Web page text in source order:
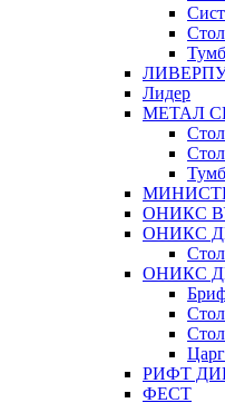
Лидер
МЕТАЛ
ОНИКС
ОНИКС
ОНИКС
РИФТ
ФЕСТ